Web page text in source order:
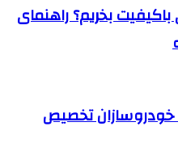
بخریم؟ راهنمای
به خودروسازان تخصیص